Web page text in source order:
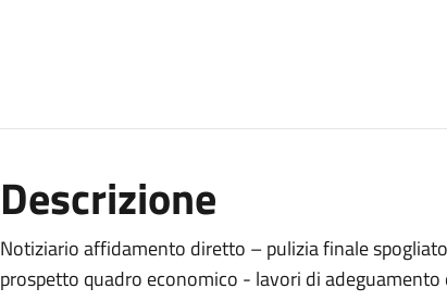
Descrizione
Notiziario affidamento diretto – pulizia finale
prospetto quadro economico - lavori di